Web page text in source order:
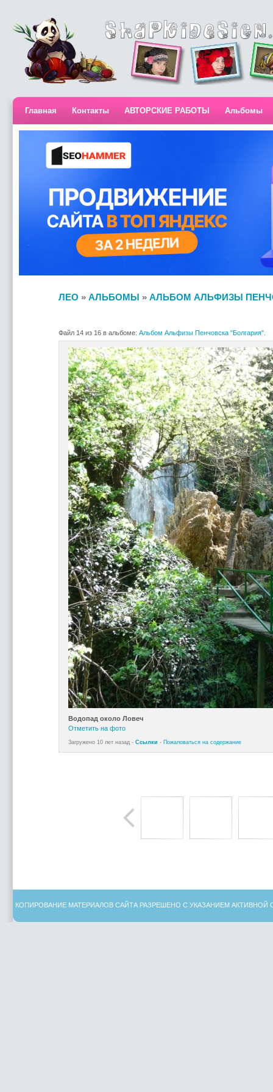
Главная Контакты АВТОРСКИЕ РАБОТЫ Альбомы
ЛЕО » АЛЬБОМЫ » АЛЬБОМ АЛЬФИЗЫ
Файл 14 из 16 в альбоме: Альбом Альфизы Пенчовска "Болгария".
Водопад около Ловеч
Отметить на фото
Загружено 10 лет назад - Ссылки - Пожаловаться на содержание
КОПИРОВАНИЕ МАТЕРИАЛОВ САЙТА РАЗРЕШЕНО С УКАЗАНИЕМ АКТИВНОЙ